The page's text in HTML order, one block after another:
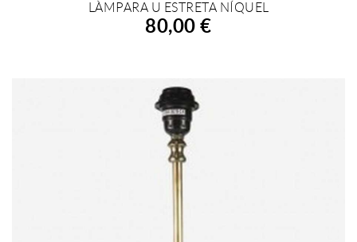
AFEGIR A LA COMPRA
LÀMPARA U ESTRETA NÍQUEL
80,00 €